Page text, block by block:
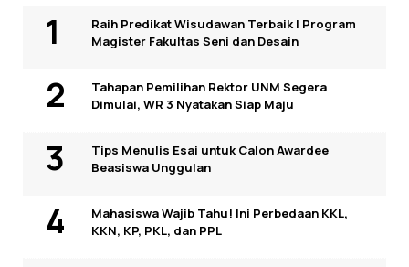
Raih Predikat Wisudawan Terbaik I Program
Magister Fakultas Seni dan Desain
Tahapan Pemilihan Rektor UNM Segera
Dimulai, WR 3 Nyatakan Siap Maju
Tips Menulis Esai untuk Calon Awardee
Beasiswa Unggulan
Mahasiswa Wajib Tahu! Ini Perbedaan KKL,
KKN, KP, PKL, dan PPL